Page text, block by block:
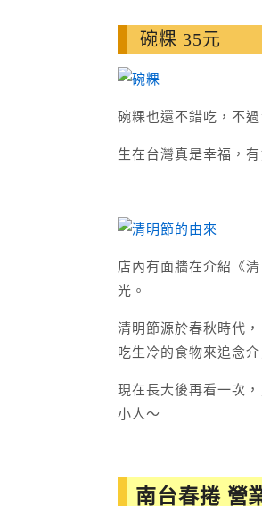
碗粿 35元
碗粿也還不錯吃，不
生在台灣真是幸福，
店內有面牆在介紹《
光。
清明節源於春秋時代
吃生冷的食物來追念
現在長大後再看一次
小人～
南台春捲 營